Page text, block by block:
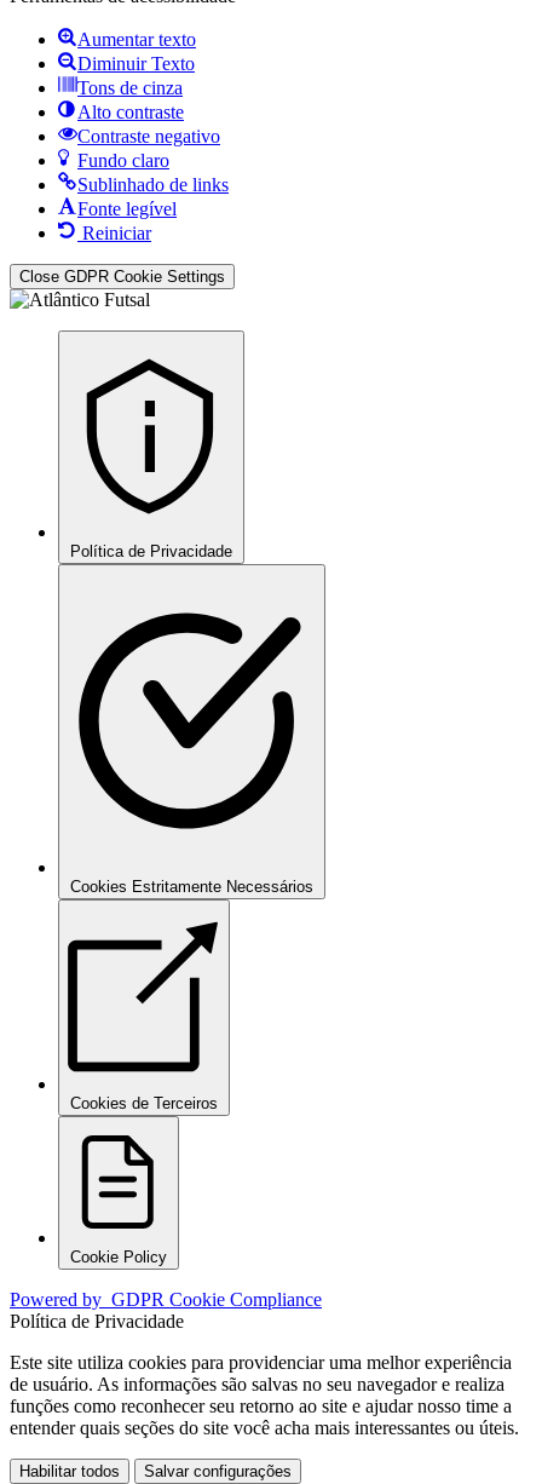
Aumentar texto
Diminuir Texto
Tons de cinza
Alto contraste
Contraste negativo
Fundo claro
Sublinhado de links
Fonte legível
Reiniciar
Close GDPR Cookie Settings
Política de Privacidade
Cookies Estritamente Necessários
Cookies de Terceiros
Cookie Policy
Powered by GDPR Cookie Compliance
Política de Privacidade
Este site utiliza cookies para providenciar uma melhor experiência
de usuário. As informações são salvas no seu navegador e realiza
funções como reconhecer seu retorno ao site e ajudar nosso time a
entender quais seções do site você acha mais interessantes ou úteis.
Habilitar todos Salvar configurações